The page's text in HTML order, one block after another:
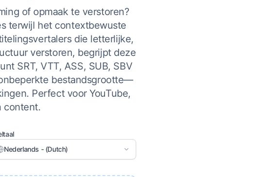
of opmaak te verstoren?
terwijl het contextbewuste
die letterlijke,
verstoren, begrijpt deze
SRT, VTT, ASS, SUB, SBV
bestandsgrootte—
Perfect voor YouTube,
content.
Nederlands - (Dutch)